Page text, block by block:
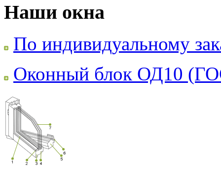
Наши окна
По индивидуальному
Оконный блок ОД10